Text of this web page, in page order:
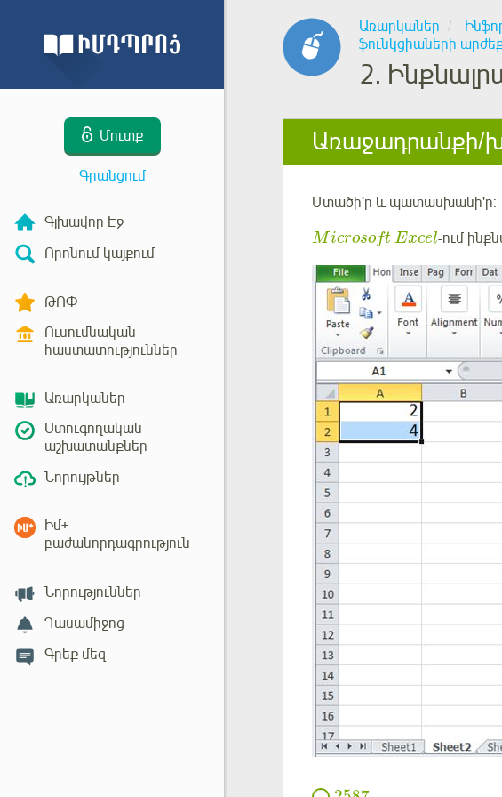
Մուտք
Գրանցում
Գլխավոր Էջ
Որոնում կայքում
ԹՈՓ
Ուսումնական
հաստատություններ
Առարկաներ
Ստուգողական
աշխատանքներ
Նորույթներ
Իմ+
բաժանորդագրություն
Նորություններ
Դասամիջոց
Գրեք մեզ
Առարկաներ
ֆունկցիաների
2.
Առաջադրանքի/
Մտածի'ր և պատասխանի'ր:
Microsoft Excel-ում